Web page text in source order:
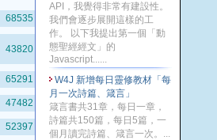
68535
43820
65291
47482
52397
API，我覺得非常有建設性。
我們會逐步展開這樣的工
作。 以下我提出第一個「動
態聖經經文」的
Javascript......
W4J 新增每日靈修教材「每
月一次詩篇、箴言」
箴言書共31章，每日一章，
詩篇共150篇，每日5篇，一
個月讀完詩篇、箴言一次。...